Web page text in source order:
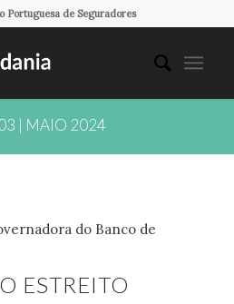
Portuguesa de Seguradores
| MAIO 2024
do Banco de
ESTREITO